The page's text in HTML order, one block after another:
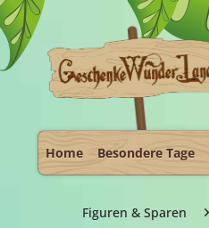
Home Besondere Tage
Figuren & Sparen